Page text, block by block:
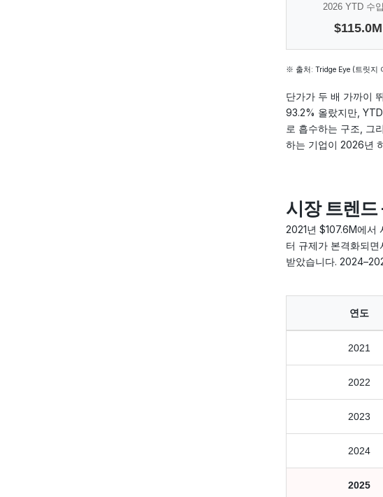
2026 YTD 수
$115.0M
※ 출처: Tridge Eye (트릿지
단가가 두 배 가까이
93.2% 올랐지만,
로 흡수하는 구조, 그
하는 기업이 2026년
시장 트렌
2021년 $107.6M에서
터 규제가 본격화되
받았습니다.
연도
2021
2022
2023
2024
2025